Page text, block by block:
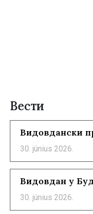
Вести
Видовдански
30. június 2026.
Видовдан у
30. június 2026.